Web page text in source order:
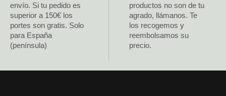
envío. Si tu pedido es
superior a 150€ los
portes son gratis. Solo
para España
(península)
productos no son de tu
agrado, llámanos. Te
los recogemos y
reembolsamos su
precio.